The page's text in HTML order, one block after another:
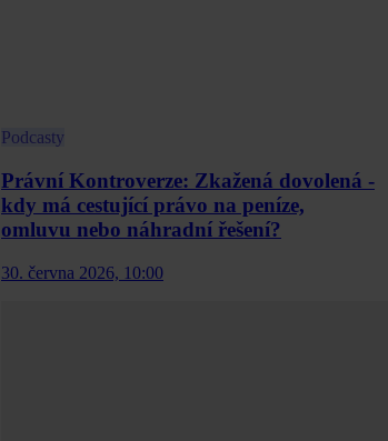
Podcasty
Právní Kontroverze: Zkažená dovolená -
kdy má cestující právo na peníze,
omluvu nebo náhradní řešení?
30. června 2026, 10:00